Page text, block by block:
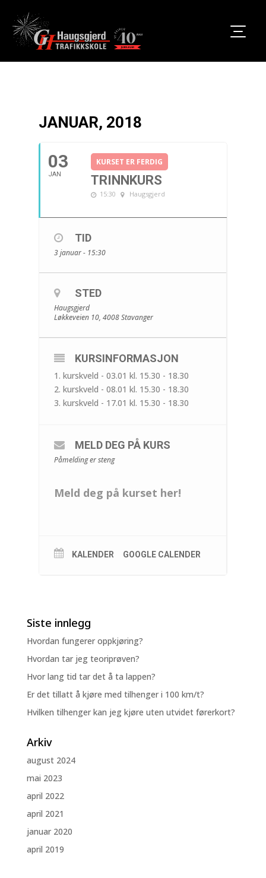
JANUAR, 2018
03
JAN
KURSET ER FERDIG
TRINNKURS
15:30 Haugsgjerd
TID
3 januar - 15:30
STED
Haugsgjerd
Løkkeveien 10, 4008 Stavanger
KURSINFORMASJON
1. kurskveld - 03.01 kl. 15.30 - 18.30
2. kurskveld - 08.01 kl. 15.30 - 18.30
3. kurskveld - 17.01 kl. 15.30 - 18.30
MELD DEG PÅ KURS
Påmelding er steng
Meld deg på kurset her!
KALENDER GOOGLE CALENDER
Siste innlegg
Hvordan fungerer oppkjøring?
Hvordan tar jeg teoriprøven?
Hvor lang tid tar det å ta lappen?
Er det tillatt å kjøre med tilhenger i 100 km/t?
Hvilken tilhenger kan jeg kjøre uten utvidet førerkort?
Arkiv
august 2024
mai 2023
april 2022
april 2021
januar 2020
april 2019